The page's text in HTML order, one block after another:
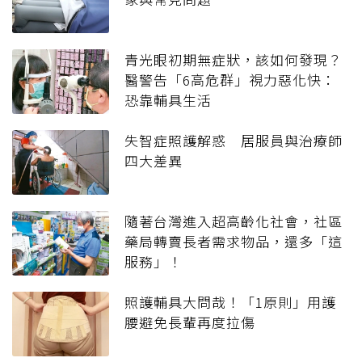
青光眼初期無症狀，該如何發現？
醫警告「6高危群」視力惡化快：
恐靠輔具生活
失智症照護解惑 居服員與治療師
四大差異
隨著台灣進入超高齡化社會，社區
藥局轉賣長者需求物品，還多「這
服務」！
照護輔具大問哉！「1原則」用護
腰避免長輩再度拉傷